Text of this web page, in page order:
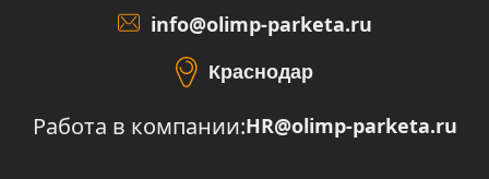
info@olimp-parketa.ru
Краснодар
Работа в компании:HR@olimp-parketa.ru